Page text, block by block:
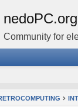
nedoPC.org
Community for